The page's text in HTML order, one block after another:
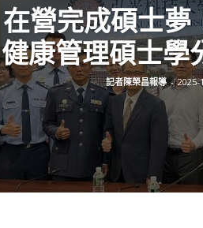
在營完成碩士夢
健康管理碩士學
記者陳榮昌報導 - 2025-